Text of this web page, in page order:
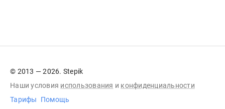
© 2013 — 2026. Stepik
Наши условия использования и конфиденциальности
Тарифы
Помощь